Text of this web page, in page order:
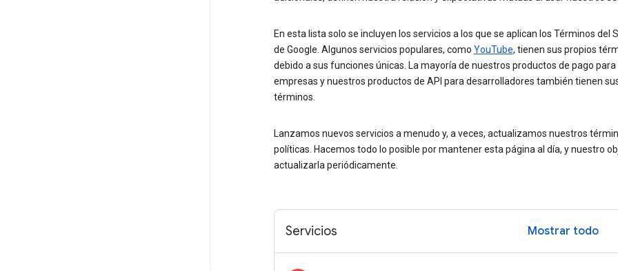
En esta lista solo se incluyen los servicios a los que se aplican los Términos del
de Google. Algunos servicios populares, como YouTube, tienen sus propios
debido a sus funciones únicas. La mayoría de nuestros productos de pago para
empresas y nuestros productos de API para desarrolladores también tienen
términos.
Lanzamos nuevos servicios a menudo y, a veces, actualizamos nuestros
políticas. Hacemos todo lo posible por mantener esta página al día, y nuestro
actualizarla periódicamente.
Servicios Mostrar todo